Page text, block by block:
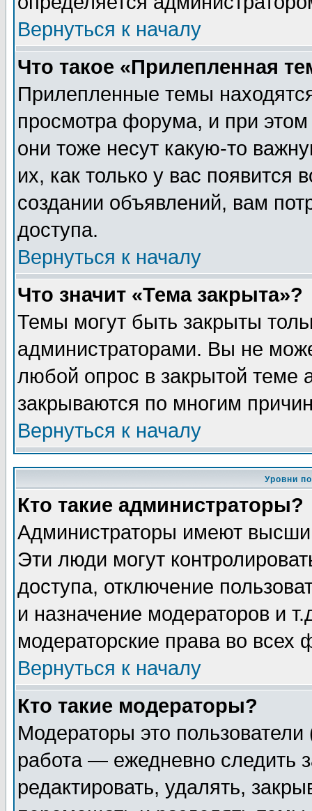
Вернуться к началу
Что такое «Прилепленная
Прилепленные темы
просмотра форума, и при
они тоже несут какую-то
их, как только у вас появится
создании объявлений, вам
доступа.
Вернуться к началу
Что значит «Тема закрыта»?
Темы могут быть закрыты
администраторами. Вы не
любой опрос в закрытой теме
закрываются по многим
Вернуться к началу
Уровни
Кто такие администраторы?
Администраторы имеют
Эти люди могут
доступа, отключение
и назначение модераторов и
модераторские права во всех
Вернуться к началу
Кто такие модераторы?
Модераторы это
работа — ежедневно следить
редактировать, удалять,